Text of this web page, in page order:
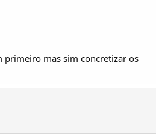
primeiro mas sim concretizar os